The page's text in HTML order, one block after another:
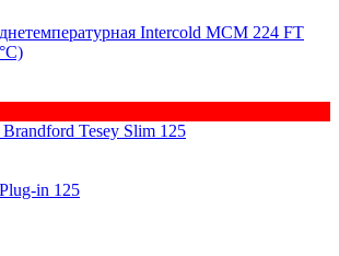
Intercold МСМ 224 FT
Tesey Slim 125
in 125